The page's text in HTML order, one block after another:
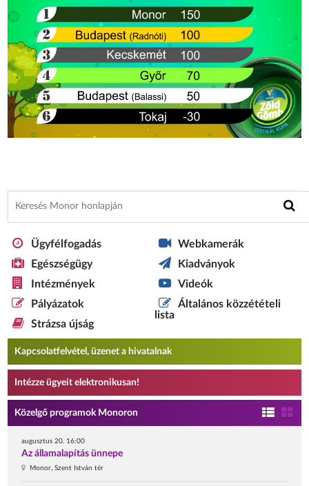
Ügyfélfogadás
Egészségügy
Intézmények
Pályázatok
Strázsa újság
Webkamerák
Kiadványok
Videók
Általános közzétételi
lista
Kapcsolatfelvétel, üzenet a hivatalnak
Intézze ügyeit elektronikusan!
Közelgő programok Monoron
augusztus 20. 16:00
Az államalapítás ünnepe
Monor, Szent István tér